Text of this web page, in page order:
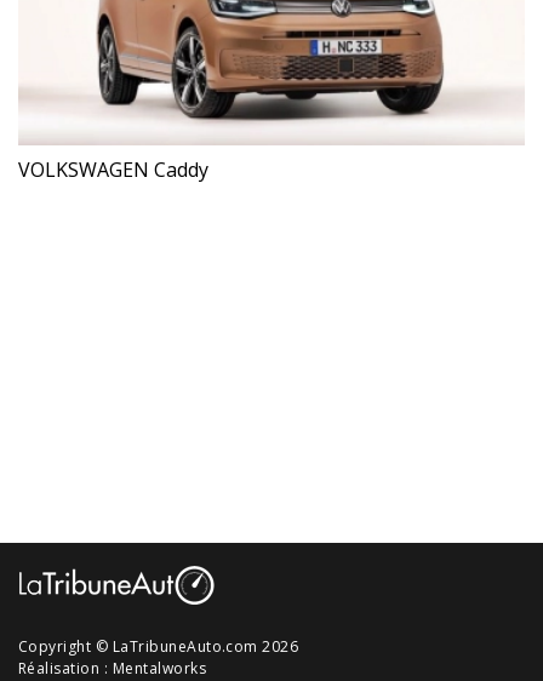
VOLKSWAGEN Caddy
Copyright © LaTribuneAuto.com 2026
Réalisation : Mentalworks